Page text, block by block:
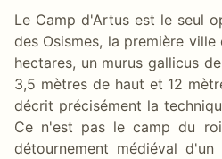
Le Camp d'Artus est le seul
des Osismes, la première
hectares, un murus gallicus
3,5 mètres de haut et 12
décrit précisément la
Ce n'est pas le camp du
détournement médiéval